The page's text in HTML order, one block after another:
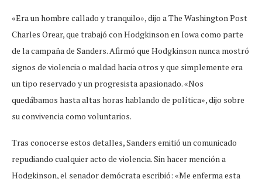
«Era un hombre callado y tranquilo», dijo a The Washington Post
Charles Orear, que trabajó con Hodgkinson en Iowa como parte
de la campaña de Sanders. Afirmó que Hodgkinson nunca mostró
signos de violencia o maldad hacia otros y que simplemente era
un tipo reservado y un progresista apasionado. «Nos
quedábamos hasta altas horas hablando de política», dijo sobre
su convivencia como voluntarios.
Tras conocerse estos detalles, Sanders emitió un comunicado
repudiando cualquier acto de violencia. Sin hacer mención a
Hodgkinson, el senador demócrata escribió: «Me enferma esta